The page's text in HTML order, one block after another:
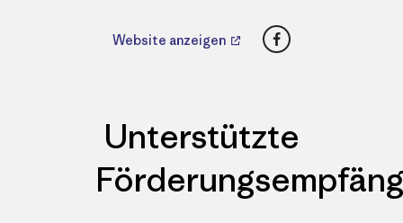
Website anzeigen Facebook
Unterstützte